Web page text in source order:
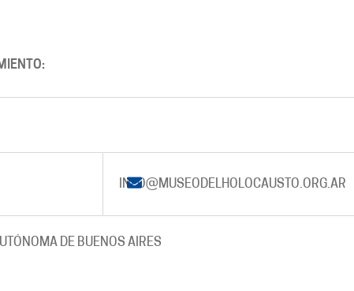
INFO@MUSEODELHOLOCAUSTO.ORG.AR
DE BUENOS AIRES